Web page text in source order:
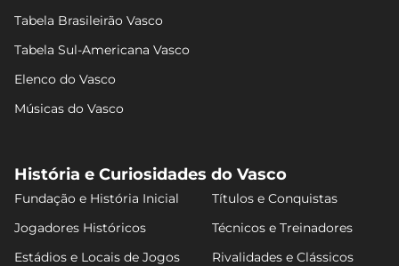
Tabela Brasileirão Vasco
Tabela Sul-Americana Vasco
Elenco do Vasco
Músicas do Vasco
História e Curiosidades do Vasco
Fundação e História Inicial
Títulos e Conquistas
Jogadores Históricos
Técnicos e Treinadores
Estádios e Locais de Jogos
Rivalidades e Clássicos